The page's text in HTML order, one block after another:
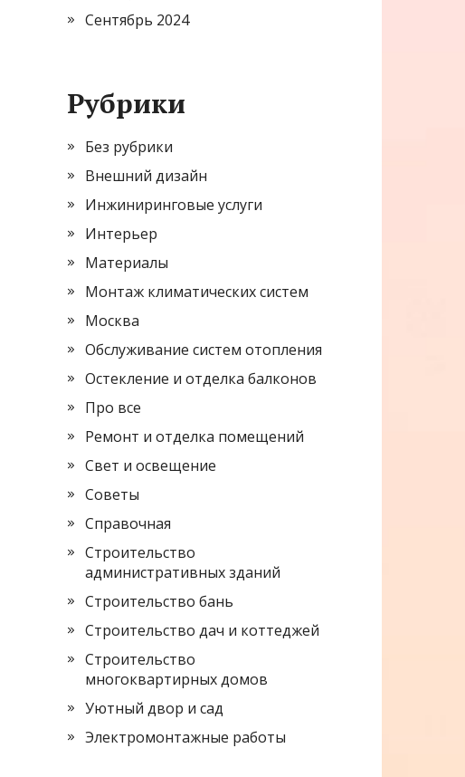
Сентябрь 2024
Рубрики
Без рубрики
Внешний дизайн
Инжиниринговые услуги
Интерьер
Материалы
Монтаж климатических систем
Москва
Обслуживание систем отопления
Остекление и отделка балконов
Про все
Ремонт и отделка помещений
Свет и освещение
Советы
Справочная
Строительство
административных зданий
Строительство бань
Строительство дач и коттеджей
Строительство
многоквартирных домов
Уютный двор и сад
Электромонтажные работы